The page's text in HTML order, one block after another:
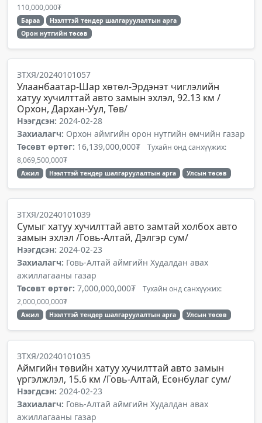
110,000,000₮
Бараа
Нээлттэй тендер шалгаруулалтын арга
Орон нутгийн төсөв
ЗТХЯ/20240101057
Улаанбаатар-Шар хөтөл-Эрдэнэт чиглэлийн
хатуу хучилттай авто замын эхлэл, 92.13 км /
Орхон, Дархан-Уул, Төв/
Нээгдсэн: 2024-02-28
Захиалагч: Орхон аймгийн орон нутгийн өмчийн газар
Төсөвт өртөг: 16,139,000,000₮ Тухайн онд санхүүжих:
8,069,500,000₮
Ажил Нээлттэй тендер шалгаруулалтын арга Улсын төсөв
ЗТХЯ/20240101039
Сумыг хатуу хучилттай авто замтай холбох авто
замын эхлэл /Говь-Алтай, Дэлгэр сум/
Нээгдсэн: 2024-02-23
Захиалагч: Говь-Алтай аймгийн Худалдан авах
ажиллагааны газар
Төсөвт өртөг: 7,000,000,000₮ Тухайн онд санхүүжих:
2,000,000,000₮
Ажил Нээлттэй тендер шалгаруулалтын арга Улсын төсөв
ЗТХЯ/20240101035
Аймгийн төвийн хатуу хучилттай авто замын
үргэлжлэл, 15.6 км /Говь-Алтай, Есөнбулаг сум/
Нээгдсэн: 2024-02-23
Захиалагч: Говь-Алтай аймгийн Худалдан авах
ажиллагааны газар